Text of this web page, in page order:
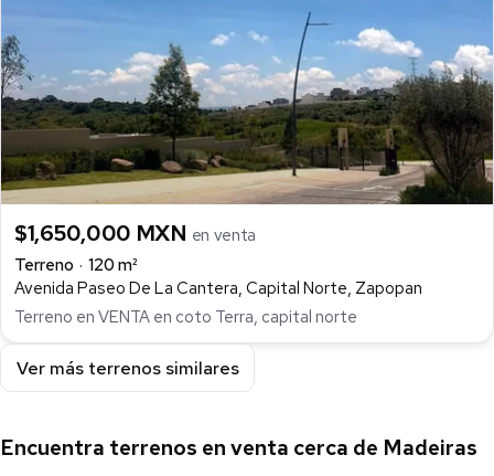
$1,650,000 MXN en venta
Terreno
120 m²
Avenida Paseo De La Cantera, Capital Norte, Zapopan
Terreno en VENTA en coto Terra, capital norte
Ver más terrenos similares
Encuentra terrenos en venta cerca de Madeiras